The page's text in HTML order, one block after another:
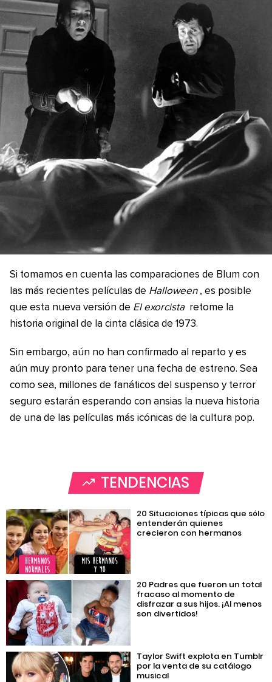
Si tomamos en cuenta las comparaciones de Blum con
las más recientes películas de Halloween , es posible
que esta nueva versión de El exorcista retome la
historia original de la cinta clásica de 1973.
Sin embargo, aún no han confirmado al reparto y es
aún muy pronto para tener una fecha de estreno. Sea
como sea, millones de fanáticos del suspenso y terror
seguro estarán esperando con ansias la nueva historia
de una de las películas más icónicas de la cultura pop.
TENDENCIAS
20 Situaciones típicas que sólo
entenderán quienes
crecieron con hermanos
20 Padres que fueron un total
fracaso al momento de
disfrazar a sus hijos. ¡Al menos
son divertidos!
Taylor Swift explota en Tumblr
por la venta de su catálogo
musical